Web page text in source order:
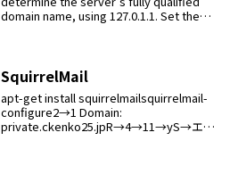
domain name, using 127.0.1.1. Set the
SquirrelMail
apt-get install squirrelmailsquirrelmail-
configure2→1 Domain:
private.ckenko25.jpR→4→11→yS→エン